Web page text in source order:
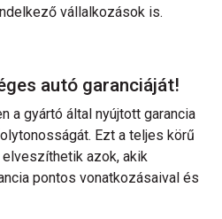
vállalkozások is.
autó garanciáját!
a gyártó által nyújtott garancia
Ezt a teljes körű
azok, akik
pontos vonatkozásaival és